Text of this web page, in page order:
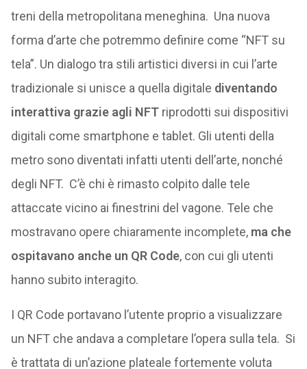
treni della metropolitana meneghina. Una nuova
forma d’arte che potremmo definire come “NFT su
tela”. Un dialogo tra stili artistici diversi in cui l’arte
tradizionale si unisce a quella digitale diventando
interattiva grazie agli NFTriprodotti sui dispositivi
digitali come smartphone e tablet. Gli utenti della
metro sono diventati infatti utenti dell’arte, nonché
degli NFT. C’è chi è rimasto colpito dalle tele
attaccate vicino ai finestrini del vagone. Tele che
mostravano opere chiaramente incomplete, ma che
ospitavano anche un QR Code, con cui gli utenti
hanno subito interagito.
I QR Code portavano l’utente proprio a visualizzare
un NFT che andava a completare l’opera sulla tela. Si
è trattata di un’azione plateale fortemente voluta